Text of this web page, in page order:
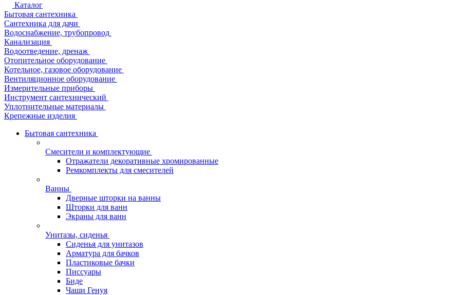
Каталог
Бытовая сантехника
Сантехника для дачи
Водоснабжение, трубопровод
Канализация
Водоотведение, дренаж
Отопительное оборудование
Котельное, газовое оборудование
Вентиляционное оборудование
Измерительные приборы
Инструмент сантехнический
Уплотнительные материалы
Крепежные изделия
Бытовая сантехника
Смесители и комплектующие
Отражатели декоративные хромированные
Ремкомплекты для смесителей
Ванны
Дверные шторки на ванны
Шторки для ванн
Экраны для ванн
Унитазы, сиденья
Сиденья для унитазов
Арматура для бачков
Пластиковые бачки
Писсуары
Биде
Чаши Генуя